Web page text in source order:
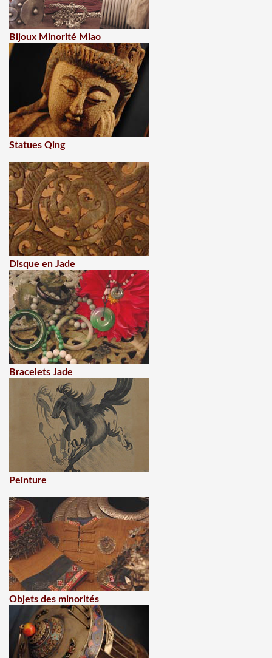
Bijoux Minorité Miao
Statues Qing
Disque en Jade
Bracelets Jade
Peinture
Objets des minorités